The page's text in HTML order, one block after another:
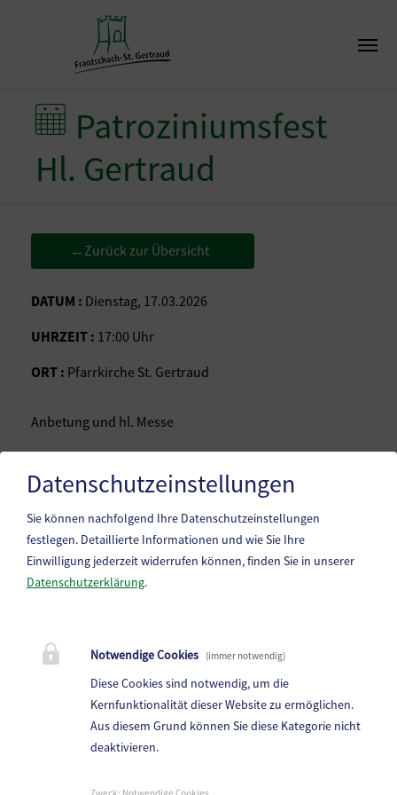
Patroziniumsfest
Hl. Gertraud
←Zurück zur Übersicht
DATUM : Dienstag, 17.03.2026
UHRZEIT : 17:00 Uhr
ORT : Pfarrkirche St. Gertraud
Anbetung und hl. Messe
Anbetung und heilige Messe mit dem MGV und gem.
Chor Frantschach-St. Gertraud
St. Gertraud 1, 9413 St.Gertraud
Telefon: +43 4352 72 180
E-Mail:frantschach@ktn.gde.at
Heute,Geschlossen
Datenschutzeinstellungen
Sie können nachfolgend Ihre Datenschutzeinstellungen
festlegen. Detaillierte Informationen und wie Sie Ihre
Einwilligung jederzeit widerrufen können, finden Sie in unserer
Datenschutzerklärung.
Notwendige Cookies (immer notwendig)
Diese Cookies sind notwendig, um die
Kernfunktionalität dieser Website zu ermöglichen.
Aus diesem Grund können Sie diese Kategorie nicht
deaktivieren.